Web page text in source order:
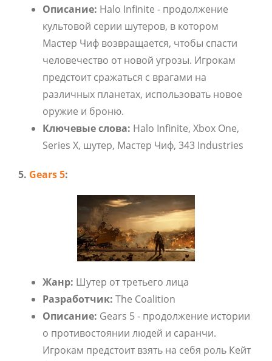
Описание: Halo Infinite - продолжение
культовой серии шутеров, в котором
Мастер Чиф возвращается, чтобы спасти
человечество от новой угрозы. Игрокам
предстоит сражаться с врагами на
различных планетах, использовать новое
оружие и броню.
Ключевые слова: Halo Infinite, Xbox One,
Series X, шутер, Мастер Чиф, 343 Industries
5. Gears 5:
Жанр: Шутер от третьего лица
Разработчик: The Coalition
Описание: Gears 5 - продолжение истории
о противостоянии людей и саранчи.
Игрокам предстоит взять на себя роль Кейт